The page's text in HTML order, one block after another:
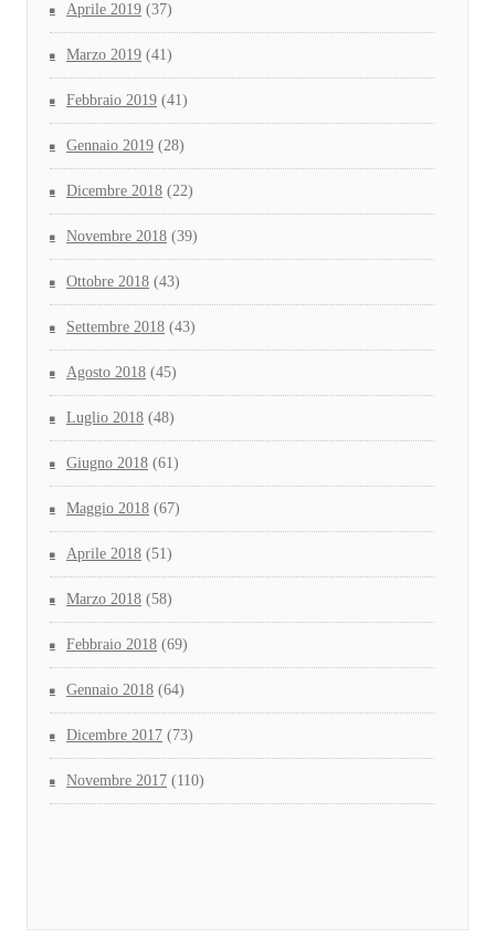
Aprile 2019 (37)
Marzo 2019 (41)
Febbraio 2019 (41)
Gennaio 2019 (28)
Dicembre 2018 (22)
Novembre 2018 (39)
Ottobre 2018 (43)
Settembre 2018 (43)
Agosto 2018 (45)
Luglio 2018 (48)
Giugno 2018 (61)
Maggio 2018 (67)
Aprile 2018 (51)
Marzo 2018 (58)
Febbraio 2018 (69)
Gennaio 2018 (64)
Dicembre 2017 (73)
Novembre 2017 (110)